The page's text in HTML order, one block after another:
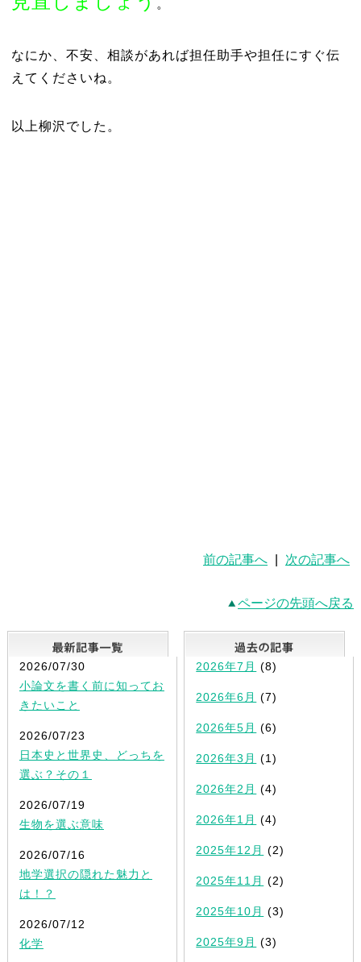
。
なにか、不安、相談があれば担任助手や担任にすぐ伝
えてくださいね。
以上柳沢でした。
前の記事へ 次の記事へ
ページの先頭へ戻る
最新記事一覧
2026/07/30
小論文を書く前に知ってお
きたいこと
2026/07/23
日本史と世界史、どっちを
選ぶ？その１
2026/07/19
生物を選ぶ意味
2026/07/16
地学選択の隠れた魅力と
は！？
2026/07/12
化学
2026年7月 (8)
2026年6月 (7)
2026年5月 (6)
2026年3月 (1)
2026年2月 (4)
2026年1月 (4)
2025年12月 (2)
2025年11月 (2)
2025年10月 (3)
2025年9月 (3)